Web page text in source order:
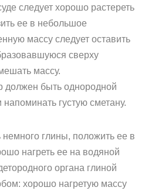
следует хорошо растереть
ее в небольшое
массу следует оставить
сверху
массу.
должен быть однородной
густую сметану.
немного глины, положить ее в
нагреть ее на водяной
органа глиной
хорошо нагретую массу